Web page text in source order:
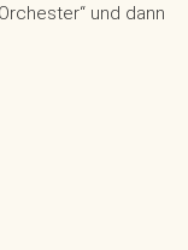
und dann